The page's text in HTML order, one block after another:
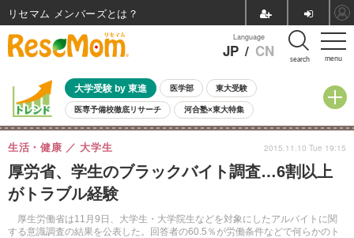
menu
Language
JP / CN search
大学受験 by 東進 医学部 東大受験
医専予備校徹底リサーチ 河合塾×東大特集
親子で考える大学選び 高校受験 中学受験 小学校受験
共通テスト 夏休み
8月開催イベント・WS 全国公立高校 過去問 人気記事
自由研究教材（小学生向け）
厚労省、学生のブラックバイト調査…6割以上
がトラブル経験
厚生労働省は11月9日、大学生・大学院生などを対象にしたアルバイトに関
する意識調査の結果を公表した。回答者の60.5％が労働条件などで何らかのト
生活・健康 大学生 2015.11.10 Tue 19:15
リセマム メンバーズ